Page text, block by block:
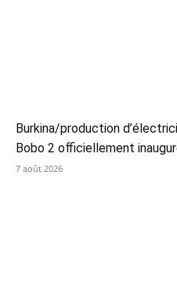
Burkina/production
Bobo 2 officiellement
7 août 2026